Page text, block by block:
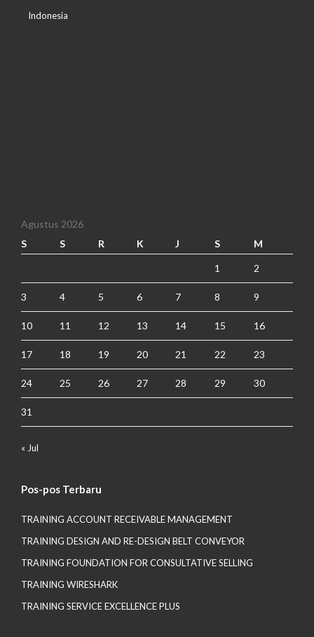
Indonesia
Agustus 2026
S
S R K J S M
1 2
3 4 5 6 7 8 9
10 11 12 13 14 15 16
17 18 19 20 21 22 23
24 25 26 27 28 29 30
31
« Jul
Pos-pos Terbaru
TRAINING ACCOUNT RECEIVABLE MANAGEMENT
TRAINING DESIGN AND RE-DESIGN BELT CONVEYOR
TRAINING FOUNDATION FOR CONSULTATIVE SELLING
TRAINING WIRESHARK
TRAINING SERVICE EXCELLENCE PLUS